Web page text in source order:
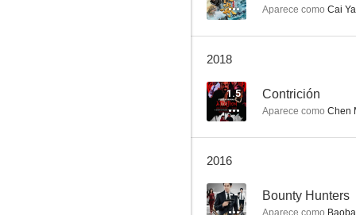
1.5
--
Aparece como Cai
2018
1.5 Contrición
Aparece como Chen
2016
-- Bounty Hunters
Aparece como